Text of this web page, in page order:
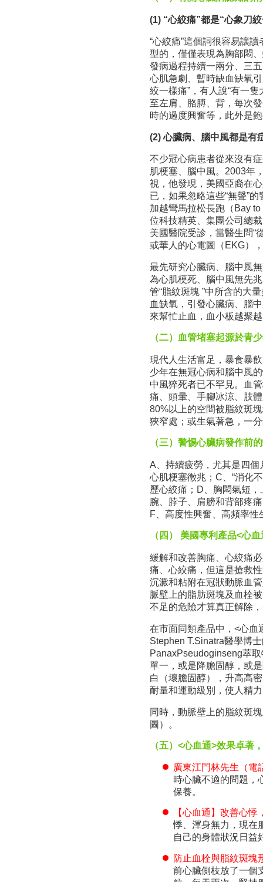
(1) “心絞痛”都是“心象刀
“心絞痛”這個詞很容易讓
型的，僅僅表現為胸部悶
發病過程持續一兩分、三
心肌急劇、暫時缺血缺氧
絞一樣痛”，有人說“有一
至左肩、胳膊、背，每次
時的過度興奮等，此外是
(2) 心臟病、腦中風都是有
不少冠心病患者從來沒有
肌梗塞、腦中風。2003年
視，他發現，美國亞裔在
已，如果忽略這些“無聲”
加越彎馬拉松長跑（Bay
位科技精英、集團公司總
美國醫院受診，當醫生問“
或華人的心電圖（EKG）
最先研究心臟病、腦中風
為心肌梗死、腦中風無先
管“脂紋斑塊 ”中所含的大
血缺氧，引發心臟病、腦
來幫忙止血，血小板越聚
（二）血管堵塞起源於青
現代人生活富足，暴食暴
少年在無冠心病和腦中風
中風猝死者已不罕見。血
痛、頭暈、手腳冰涼、肢
80%以上的空間被脂紋斑
狹窄處；或生氣著急，一
（三）警惕心臟病發作前
A、持續疲勞，尤其是四
心肌梗塞徵兆；C、“消化
歷心絞痛；D、胸悶氣短
腕、脖子、肩膀和背部疼
F、高度性興奮、高頻率性
（四） 美國專利產品<心
緩解和改善胸痛、心絞痛
痛、心絞痛，但這是搶救
沉澱和粘附在冠狀動脈血
脈壁上的脂肪斑塊及血栓
不足的危險才算真正解除
在市面同類產品中，<心血
Stephen T.Sinatra醫學博
PanaxPseudoginseng萃
單一，或是降膽固醇，或
白（壞膽固醇），升高高
耐量和運動級別，使人精
同時，動脈壁上的脂紋斑
圖）。
（五）<心血通>效果卓著
廣東江門林先生（
時心臟不適的問題，
保養。
【心血通】改善心
悸、渾身無力，現在
自己的身體狀況日益
防止血栓與脂紋斑塊
前心臟側枝放了一個